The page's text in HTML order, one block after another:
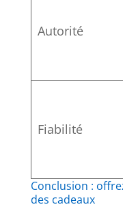
Autorité
Fiabilité
Conclusion :
des cadeaux